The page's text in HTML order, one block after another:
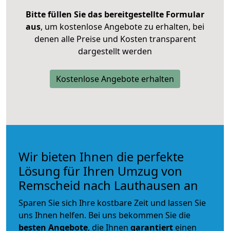
Bitte füllen Sie das bereitgestellte Formular
aus, um kostenlose Angebote zu erhalten, bei
denen alle Preise und Kosten transparent
dargestellt werden
Kostenlose Angebote erhalten
Wir bieten Ihnen die perfekte
Lösung für Ihren Umzug von
Remscheid nach Lauthausen an
Sparen Sie sich Ihre kostbare Zeit und lassen Sie
uns Ihnen helfen. Bei uns bekommen Sie die
besten Angebote, die Ihnen garantiert einen